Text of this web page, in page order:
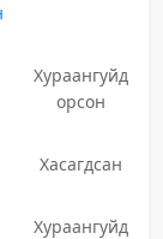
Хураангуйд
орсон
Хасагдсан
Хураангуйд